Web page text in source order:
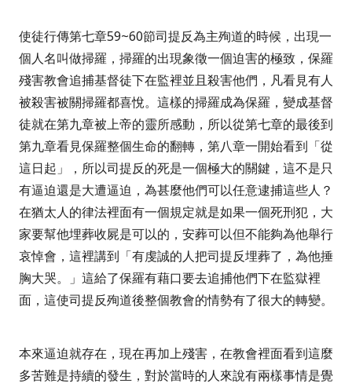
使徒行傳第七章59~60節司提反為主殉道的時候，出現一
個人名叫做掃羅，掃羅的出現象徵一個迫害的極致，保羅
殘害教會追捕基督徒下在監裡並且殺害他們，凡看見有人
被殺害被關掃羅都喜悅。這樣的掃羅成為保羅，變成基督
徒就在第九章被上帝的靈所感動，所以從第七章的最後到
第九章看見保羅整個生命的翻轉，第八章一開始看到「從
這日起 」，所以司提反的死是一個極大的關鍵，這不是只
有逼迫還是大遭逼迫，為甚麼他們可以任意逮捕這些人？
在猶太人的律法裡面有一個規定就是如果一個死刑犯，大
家要幫他埋葬收屍是可以的，安葬可以但不能夠為他舉行
哀悼會，這裡講到「有虔誠的人把司提反埋葬了，為他捶
胸大哭。
」這給了保羅有藉口要去追捕他們下在監獄裡
面，這使司提反殉道後整個教會的情勢有了很大的轉變。
本來逼迫就存在，現在再加上殘害，在教會裡面看到這麼
多苦難是持續的發生，對於當時的人來說有兩樣事情是覺